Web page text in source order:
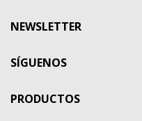
NEWSLETTER
SÍGUENOS
PRODUCTOS